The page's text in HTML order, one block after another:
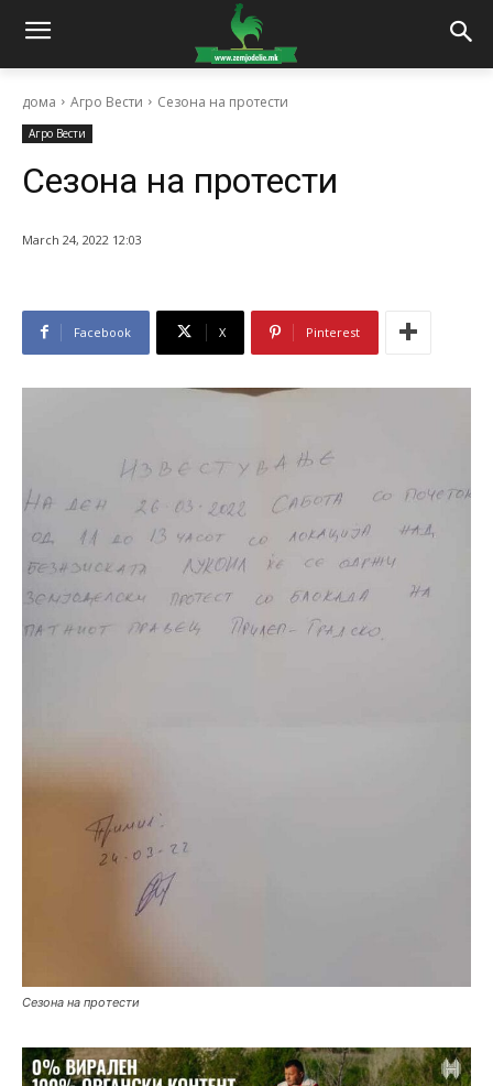
дома Агро Вести Сезона на протести
Агро Вести
Сезона на протести
March 24, 2022 12:03
Facebook X Pinterest
Сезона на протести